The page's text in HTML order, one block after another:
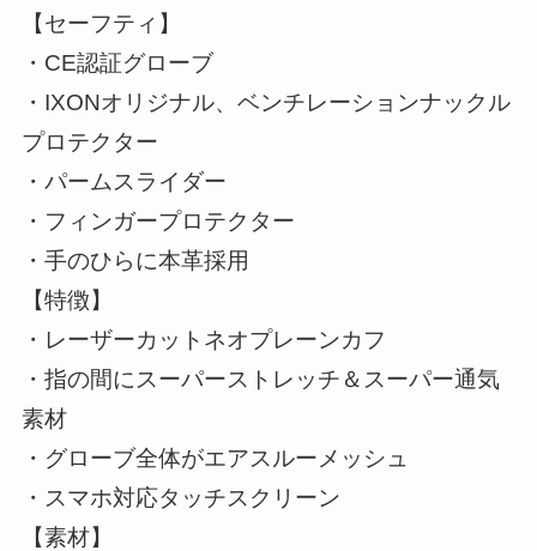
【セーフティ】
・CE認証グローブ
・IXONオリジナル、ベンチレーションナックル
プロテクター
・パームスライダー
・フィンガープロテクター
・手のひらに本革採用
【特徴】
・レーザーカットネオプレーンカフ
・指の間にスーパーストレッチ＆スーパー通気
素材
・グローブ全体がエアスルーメッシュ
・スマホ対応タッチスクリーン
【素材】